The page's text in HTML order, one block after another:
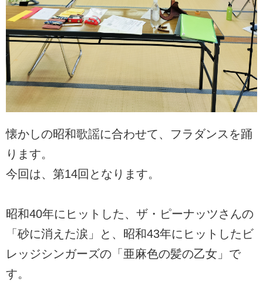
懐かしの昭和歌謡に合わせて、フラダンスを踊
ります。
今回は、第14回となります。
昭和40年にヒットした、ザ・ピーナッツさんの
「砂に消えた涙」と、昭和43年にヒットしたビ
レッジシンガーズの「亜麻色の髪の乙女」で
す。